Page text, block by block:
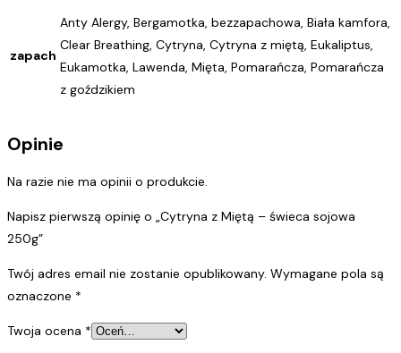
zapach
Anty Alergy, Bergamotka, bezzapachowa, Biała kamfora,
Clear Breathing, Cytryna, Cytryna z miętą, Eukaliptus,
Eukamotka, Lawenda, Mięta, Pomarańcza, Pomarańcza
z goździkiem
Opinie
Na razie nie ma opinii o produkcie.
Napisz pierwszą opinię o „Cytryna z Miętą – świeca sojowa
250g”
Twój adres email nie zostanie opublikowany. Wymagane pola są
oznaczone *
Twoja ocena *